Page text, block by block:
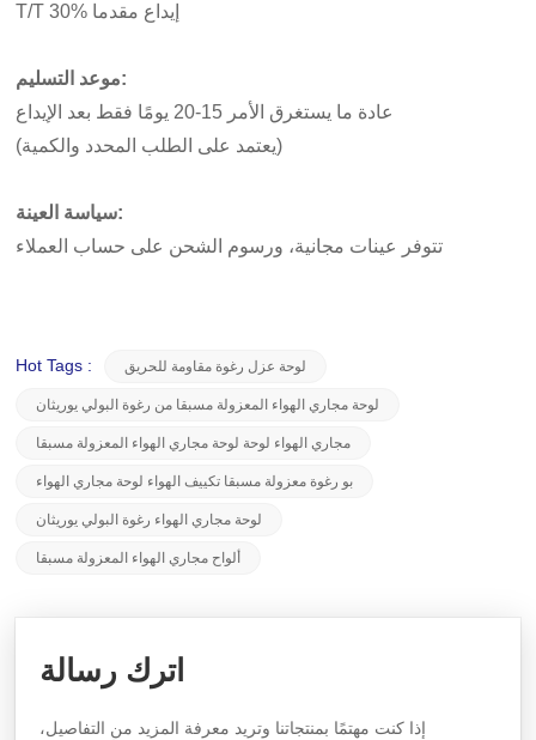
T/T 30% إيداع مقدما
موعد التسليم:
عادة ما يستغرق الأمر 15-20 يومًا فقط بعد الإيداع
(يعتمد على الطلب المحدد والكمية)
سياسة العينة:
تتوفر عينات مجانية، ورسوم الشحن على حساب العملاء
Hot Tags : لوحة عزل رغوة مقاومة للحريق
لوحة مجاري الهواء المعزولة مسبقا من رغوة البولي يوريثان
مجاري الهواء لوحة لوحة مجاري الهواء المعزولة مسبقا
بو رغوة معزولة مسبقا تكييف الهواء لوحة مجاري الهواء
لوحة مجاري الهواء رغوة البولي يوريثان
ألواح مجاري الهواء المعزولة مسبقا
اترك رسالة
إذا كنت مهتمًا بمنتجاتنا وتريد معرفة المزيد من التفاصيل،